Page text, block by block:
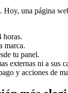
una página
horas.
marca.
tu panel.
externas ni a sus
y acciones de